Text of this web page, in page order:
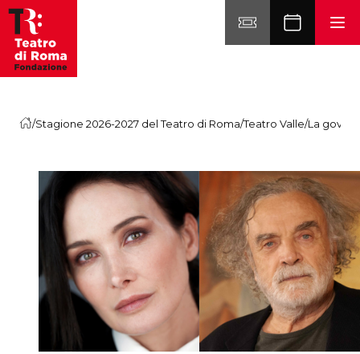
Vai al contenuto
/Stagione 2026-2027 del Teatro di Roma/Teatro Valle/La